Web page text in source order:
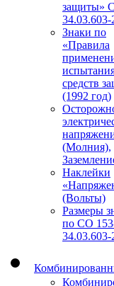
защиты»
34.03.603-
Знаки по
«Правила
средств
(1992 год)
(Молния),
Наклейки
(Вольты)
Размеры
по СО
34.03.603-